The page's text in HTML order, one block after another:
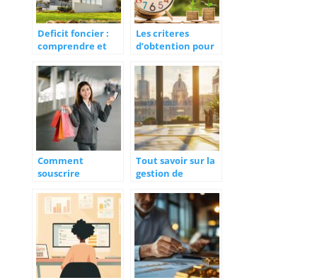
Deficit foncier :
comprendre et
avantage fiscal
Les criteres
d’obtention pour
bancaire
Comment
souscrire
crédit conso en
ligne : démarches
et avantages
Tout savoir sur la
gestion de
Angers